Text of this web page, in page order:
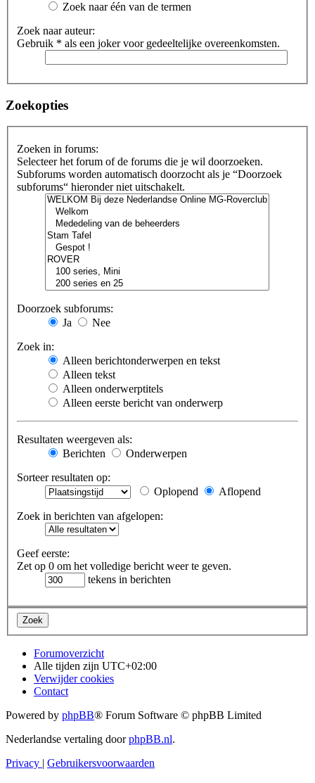
Zoek naar één van de termen
Zoek naar auteur:
Gebruik * als een joker voor gedeeltelijke overeenkomsten.
Zoekopties
Zoeken in forums:
Selecteer het forum of de forums die je wil doorzoeken.
Subforums worden automatisch doorzocht als je “Doorzoek
subforums“ hieronder niet uitschakelt.
Doorzoek subforums:
Ja
Nee
Zoek in:
Alleen berichtonderwerpen en tekst
Alleen tekst
Alleen onderwerptitels
Alleen eerste bericht van onderwerp
Resultaten weergeven als:
Berichten
Onderwerpen
Sorteer resultaten op:
Oplopend
Aflopend
Zoek in berichten van afgelopen:
Geef eerste:
Zet op 0 om het volledige bericht weer te geven.
tekens in berichten
Forumoverzicht
Alle tijden zijn UTC+02:00
Verwijder cookies
Contact
Powered by phpBB® Forum Software © phpBB Limited
Nederlandse vertaling doorphpBB.nl.
Privacy | Gebruikersvoorwaarden